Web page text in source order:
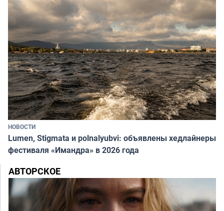
НОВОСТИ
Lumen, Stigmata и polnalyubvi: объявлены хедлайнеры
фестиваля «Имандра» в 2026 года
АВТОРСКОЕ